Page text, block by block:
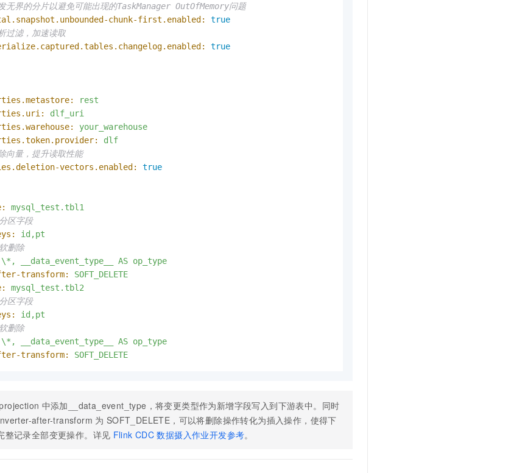
无界的分片以避免可能出现的TaskManager OutOfMemory问题
chunk-first.enabled:
true
过滤，加速读取
true
rest
dlf_uri
your_warehouse
dlf
向量，提升读取性能
vectors.enabled:
true
mysql_test.tbl1
区字段
id,pt
删除
\*, __data_event_type__ AS op_type
transform:
SOFT_DELETE
mysql_test.tbl2
区字段
id,pt
删除
\*, __data_event_type__ AS op_type
transform:
SOFT_DELETE
中添加__data_event_type，将变更类型作为新增字段写入到下游表中。同时
after-transform 为 SOFT_DELETE，可以将删除操作转化为插入操作，使得下
整记录全部变更操作。详见 Flink CDC 数据摄入作业开发参考。